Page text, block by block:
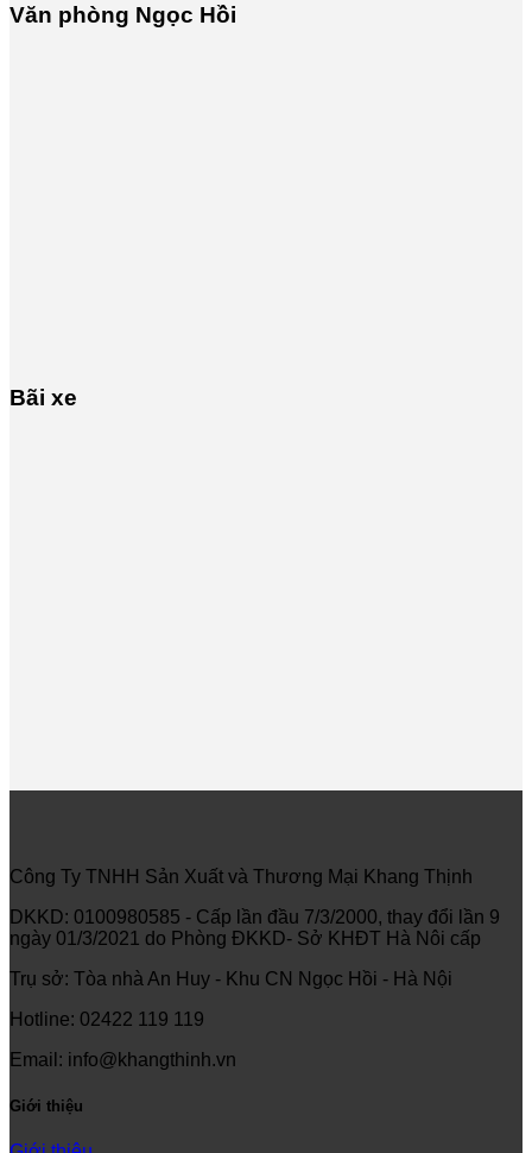
Văn phòng Ngọc Hồi
Bãi xe
Công Ty TNHH Sản Xuất và Thương Mại Khang Thịnh
DKKD: 0100980585 - Cấp lần đầu 7/3/2000, thay đổi lần 9
ngày 01/3/2021 do Phòng ĐKKD- Sở KHĐT Hà Nôi cấp
Trụ sở: Tòa nhà An Huy - Khu CN Ngọc Hồi - Hà Nội
Hotline: 02422 119 119
Email: info@khangthinh.vn
Giới thiệu